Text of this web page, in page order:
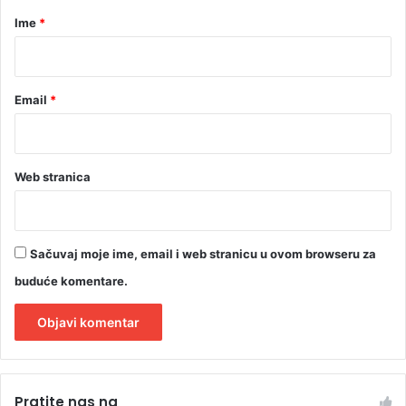
r
Ime *
Email *
Web stranica
Sačuvaj moje ime, email i web stranicu u ovom browseru za
buduće komentare.
Pratite nas na